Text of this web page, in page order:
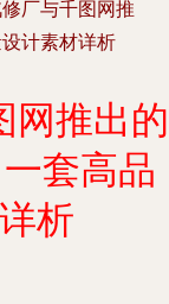
厂与千图网推
计素材详析
网推出的
套高品
析